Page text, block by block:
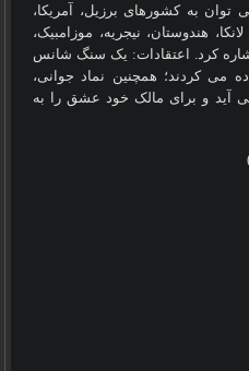
توان به کشورهای برزیل، آمریکا،
هندوستان، نیجریه، موزامبیک،
اشاره کرد. اعتقادات: یک سنگ شانس
می کردند؛ همچنین نماد جوانی،
آید و برای مالک خود عشق را به